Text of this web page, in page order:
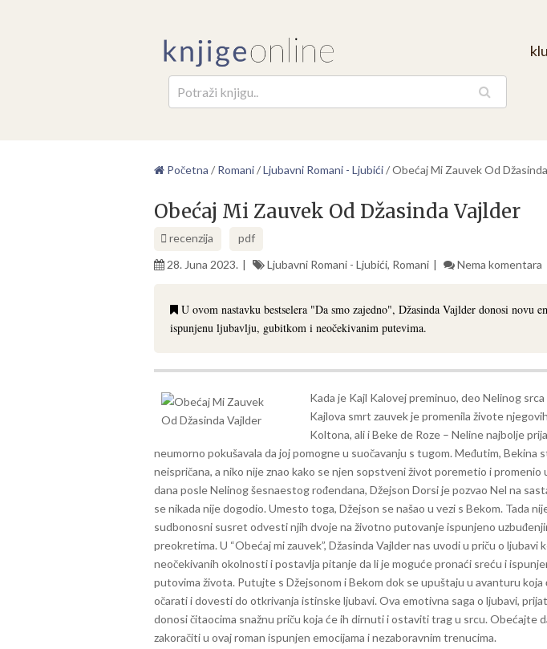
Početna / Romani/Ljubavni Romani - Ljubići/Obećaj Mi Zauvek Od
Obećaj Mi Zauvek Od Džasinda Vajlder
recenzija
pdf
28. Juna 2023.
Ljubavni Romani - Ljubići, Romani Nema komentara
U ovom nastavku bestselera "Da smo zajedno", Džasinda Vajlder donosi novu
ispunjenu ljubavlju, gubitkom i neočekivanim putevima.
Kada je Kajl Kalovej preminuo, deo Nelinog
Kajlova smrt zauvek je promenila živote
Koltona, ali i Beke de Roze – Neline najbolje
neumorno pokušavala da joj pomogne u suočavanju s tugom. Međutim, Bekina
neispričana, a niko nije znao kako se njen sopstveni život poremetio i promenio
dana posle Nelinog šesnaestog rođendana, Džejson Dorsi je pozvao Nel na
se nikada nije dogodio. Umesto toga, Džejson se našao u vezi s Bekom. Tada
sudbonosni susret odvesti njih dvoje na životno putovanje ispunjeno
preokretima. U “Obećaj mi zauvek”, Džasinda Vajlder nas uvodi u priču o ljubavi
neočekivanih okolnosti i postavlja pitanje da li je moguće pronaći sreću i
putovima života. Putujte s Džejsonom i Bekom dok se upuštaju u avanturu koja
očarati i dovesti do otkrivanja istinske ljubavi. Ova emotivna saga o ljubavi,
donosi čitaocima snažnu priču koja će ih dirnuti i ostaviti trag u srcu. Obećajte
zakoračiti u ovaj roman ispunjen emocijama i nezaboravnim trenucima.